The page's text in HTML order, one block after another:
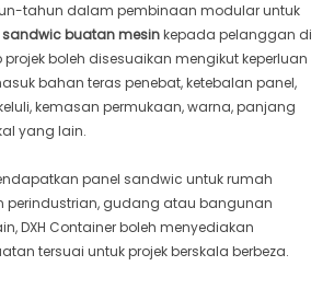
tahun dalam pembinaan modular untuk
buatan mesinkepada pelanggan di
boleh disesuaikan mengikut keperluan
bahan teras penebat, ketebalan panel,
kemasan permukaan, warna, panjang
yang lain.
panel sandwic untuk rumah
perindustrian, gudang atau bangunan
DXH Container boleh menyediakan
tersuai untuk projek berskala berbeza.